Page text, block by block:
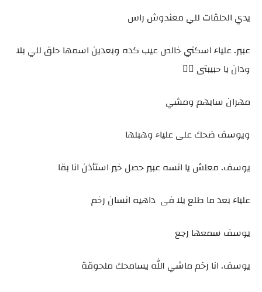
يدي الحلقات للي معندوش راس
عبير. علياء اسكتي خالص عيب كده وبعدين اسمها حلق للي بلا
ودان يا حبيبتى 🤦‍♀️⁩
مهران سابهم ومشي
ويوسف ضحك على علياء وهبلها
يوسف. معلش يا انسه عبير حصل خير استأذن انا بقا
علياء بعد ما طلع يلا فى داهيه انسان رخم
يوسف سمعها رجع
يوسف. انا رخم ماشي الله يسامحك ملحوقة